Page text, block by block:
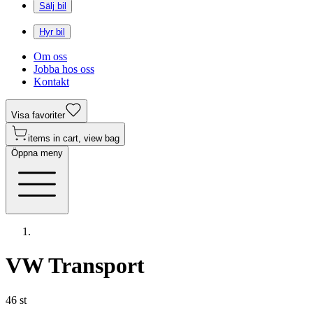
Sälj bil
Hyr bil
Om oss
Jobba hos oss
Kontakt
Visa favoriter
items in cart, view bag
Öppna meny
VW Transport
46 st